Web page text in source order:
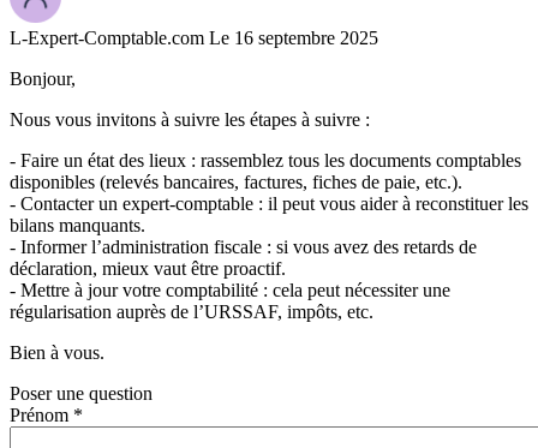
L-Expert-Comptable.com Le 16 septembre 2025
Bonjour,
Nous vous invitons à suivre les étapes à suivre :
- Faire un état des lieux : rassemblez tous les documents comptables
disponibles (relevés bancaires, factures, fiches de paie, etc.).
- Contacter un expert-comptable : il peut vous aider à reconstituer les
bilans manquants.
- Informer l’administration fiscale : si vous avez des retards de
déclaration, mieux vaut être proactif.
- Mettre à jour votre comptabilité : cela peut nécessiter une
régularisation auprès de l’URSSAF, impôts, etc.
Bien à vous.
Poser une question
Prénom *